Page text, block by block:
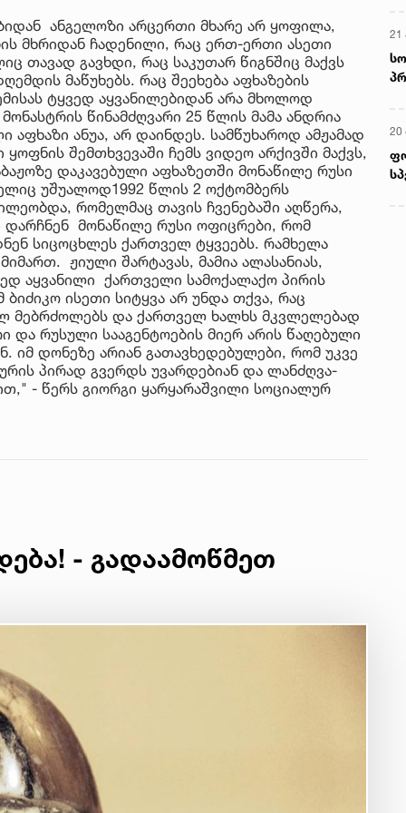
ანგელოზი არცერთი მხარე არ ყოფილა,
მხრიდან ჩადენილი, რაც ერთ-ერთი ასეთი
თავად გავხდი, რაც საკუთარ წიგნშიც მაქვს
მაწუხებს. რაც შეეხება აფხაზების
ტყვედ აყვანილებიდან არა მხოლოდ
წინამძღვარი 25 წლის მამა ანდრია
ანუა, არ დაინდეს. სამწუხაროდ ამჟამად
შემთხვევაში ჩემს ვიდეო არქივში მაქვს,
დაკავებული აფხაზეთში მონაწილე რუსი
უშუალოდ1992 წლის 2 ოქტომბერს
რომელმაც თავის ჩვენებაში აღწერა,
დარჩნენ მონაწილე რუსი ოფიცრები, რომ
სიცოცხლეს ქართველ ტყვეებს. რამხელა
ჟიული შარტავას, მამია ალასანიას,
აყვანილი ქართველი სამოქალაქო პირის
ისეთი სიტყვა არ უნდა თქვა, რაც
მებრძოლებს და ქართველ ხალხს მკვლელებად
და რუსული სააგენტოების მიერ არის წაღებული
დონეზე არიან გათავხედებულები, რომ უკვე
პირად გვერდს უვარდებიან და ლანძღვა-
- წერს გიორგი ყარყარაშვილი სოციალურ
- გადაამოწმეთ
21
20